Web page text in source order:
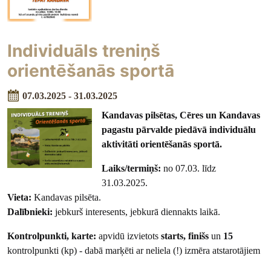
Individuāls treniņš
orientēšanās sportā
07.03.2025 - 31.03.2025
Kandavas pilsētas, Cēres un Kandavas
pagastu pārvalde piedāvā individuālu
aktivitāti orientēšanās sportā.
Laiks/termiņš:no 07.03. līdz
31.03.2025.
Vieta: Kandavas pilsēta.
Dalībnieki: jebkurš interesents, jebkurā diennakts laikā.
Kontrolpunkti, karte:apvidū izvietotsstarts, finišs un 15
kontrolpunkti (kp) - dabā marķēti ar neliela (!) izmēra atstarotājiem